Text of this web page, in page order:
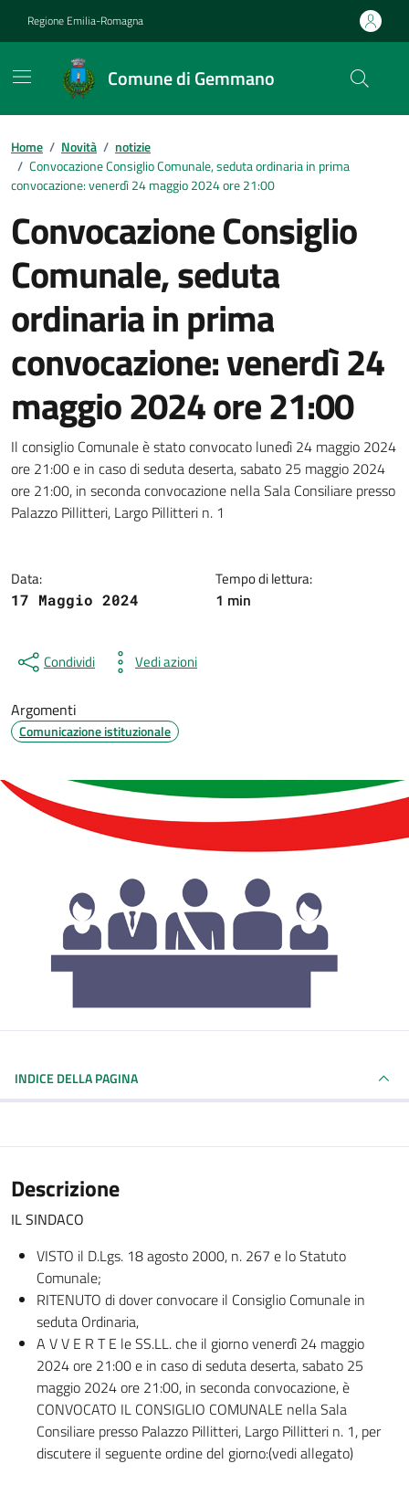
Regione Emilia-Romagna
Comune di Gemmano
Contenuti in evidenza
Home / Novità / notizie
/ Convocazione Consiglio Comunale, seduta ordinaria in prima
convocazione: venerdì 24 maggio 2024 ore 21:00
Convocazione Consiglio
Comunale, seduta
ordinaria in prima
convocazione: venerdì 24
maggio 2024 ore 21:00
Dettagli della notizia
Il consiglio Comunale è stato convocato lunedì 24 maggio 2024
ore 21:00 e in caso di seduta deserta, sabato 25 maggio 2024
ore 21:00, in seconda convocazione nella Sala Consiliare presso
Palazzo Pillitteri, Largo Pillitteri n. 1
Data:
17 Maggio 2024
Tempo di lettura:
1 min
Condividi Vedi azioni
Argomenti
Comunicazione istituzionale
INDICE DELLA PAGINA
Descrizione
IL SINDACO
VISTO il D.Lgs. 18 agosto 2000, n. 267 e lo Statuto
Comunale;
RITENUTO di dover convocare il Consiglio Comunale in
seduta Ordinaria,
A V V E R T E le SS.LL. che il giorno venerdì 24 maggio
2024 ore 21:00 e in caso di seduta deserta, sabato 25
maggio 2024 ore 21:00, in seconda convocazione, è
CONVOCATO IL CONSIGLIO COMUNALE nella Sala
Consiliare presso Palazzo Pillitteri, Largo Pillitteri n. 1, per
discutere il seguente ordine del giorno:(vedi allegato)